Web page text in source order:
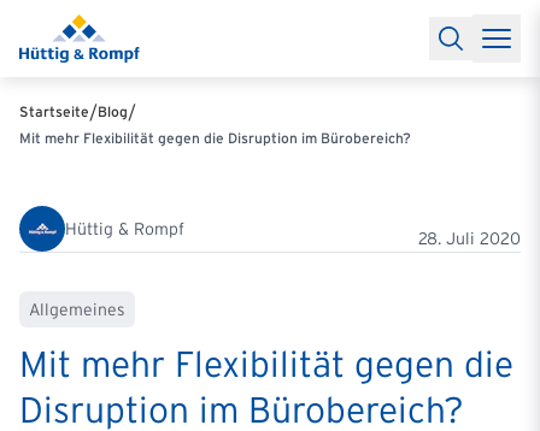
Baufinanzierung
RechnerBaufinanzierungsrechner
Anschlussfinanzierung
Partnerschaft
Partner werden
ReportsKäuferprofile 202610 Jahre Städtevergleich
Über uns
Startseite/Blog/
Mit mehr Flexibilität gegen die Disruption im Bürobereich?
Hüttig & Rompf 28. Juli 2020
Allgemeines
Mit mehr Flexibilität gegen die
Disruption im Bürobereich?